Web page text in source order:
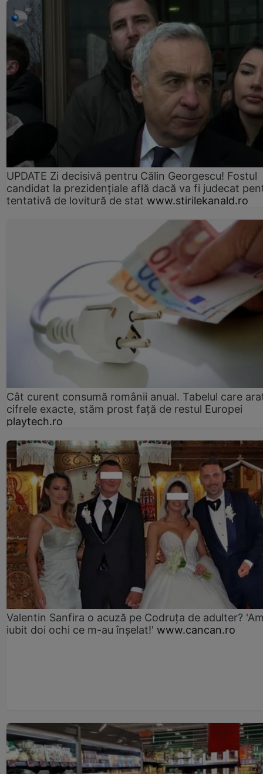
UPDATE Zi decisivă pentru Călin Georgescu! Fostul
candidat la prezidențiale află dacă va fi judecat
tentativă de lovitură de stat www.stirilekanald.ro
Cât curent consumă românii anual. Tabelul care
cifrele exacte, stăm prost faţă de restul Europei
playtech.ro
Valentin Sanfira o acuză pe Codruța de adulter?
iubit doi ochi ce m-au înșelat!' www.cancan.ro